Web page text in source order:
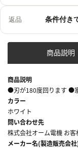
返品 条件付き
商品説明
商品説明
●刃が180度回ります ●
カラー
ホワイト
問い合わせ先
株式会社オーム電機 お
メーカー名(製造販売会